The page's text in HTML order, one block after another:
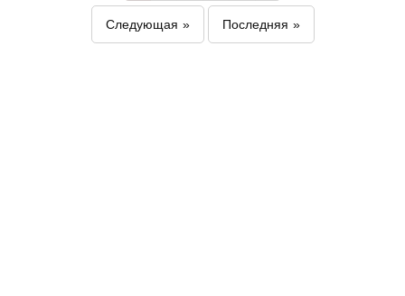
Следующая Последняя